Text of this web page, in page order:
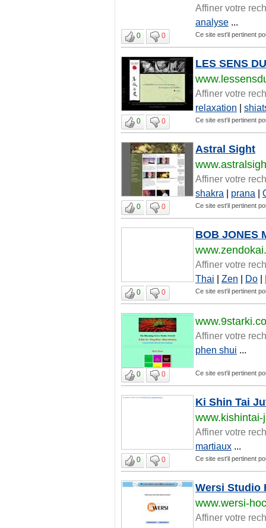
Affiner votre
analyse ...
0 0 Ce site est'il pertinent
LES SENS
Affiner votre
relaxation |
0 0 Ce site est'il pertinent
Astral Sight
Affiner votre
shakra | prana |
0 0 Ce site est'il pertinent
BOB JONES
Affiner votre
Thai | Zen | Do |
0 0 Ce site est'il pertinent
Affiner votre
phen shui ...
0 0 Ce site est'il pertinent
Ki Shin Tai
Affiner votre
martiaux ...
0 0 Ce site est'il pertinent
Wersi Studio
www.wersi-
Affiner votre